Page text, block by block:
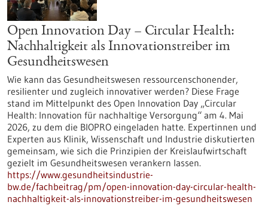
Open Innovation Day – Circular Health:
Nachhaltigkeit als Innovationstreiber im
Gesundheitswesen
Wie kann das Gesundheitswesen ressourcenschonender,
resilienter und zugleich innovativer werden? Diese Frage
stand im Mittelpunkt des Open Innovation Day „Circular
Health: Innovation für nachhaltige Versorgung“ am 4. Mai
2026, zu dem die BIOPRO eingeladen hatte. Expertinnen und
Experten aus Klinik, Wissenschaft und Industrie diskutierten
gemeinsam, wie sich die Prinzipien der Kreislaufwirtschaft
gezielt im Gesundheitswesen verankern lassen.
https://www.gesundheitsindustrie-
bw.de/fachbeitrag/pm/open-innovation-day-circular-health-
nachhaltigkeit-als-innovationstreiber-im-gesundheitswesen